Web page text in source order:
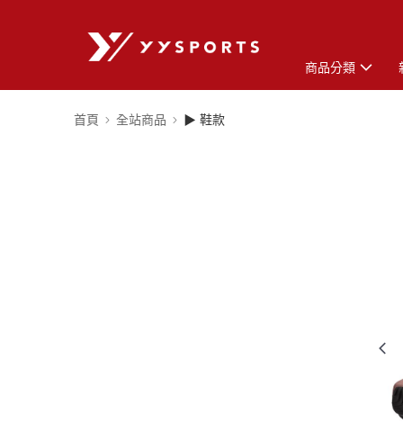
商品分類
首頁 全站商品 ▶ 鞋款